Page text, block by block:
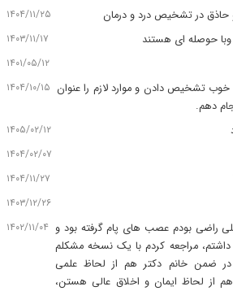
حاذق در تشخیص درد و درمان ۱۴۰۴/۱۱/۲۵
حوصله ای هستند ۱۴۰۳/۱۱/۱۷
۱۴۰۱/۰۵/۱۲
تشخیص دادن و موارد لازم را عنوان
دهم.
۱۴۰۴/۱۰/۱۵
۱۴۰۵/۰۲/۱۲
۱۴۰۴/۰۲/۰۷
۱۴۰۴/۱۱/۲۷
۱۴۰۳/۱۲/۲۶
راضی بودم عصب های پام گرفته بود و
داشتم، مراجعه کردم با یک نسخه مشکلم
ضمن خانم دکتر هم از لحاظ علمی
از لحاظ ایمان و اخلاق عالی هستن،
۱۴۰۲/۱۱/۰۴